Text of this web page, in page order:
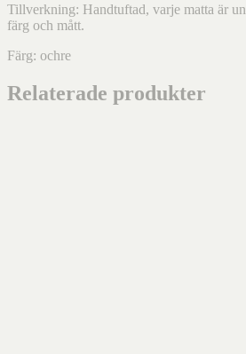
Tillverkning: Handtuftad, varje matta är
färg och mått.
Färg: ochre
Relaterade produkter